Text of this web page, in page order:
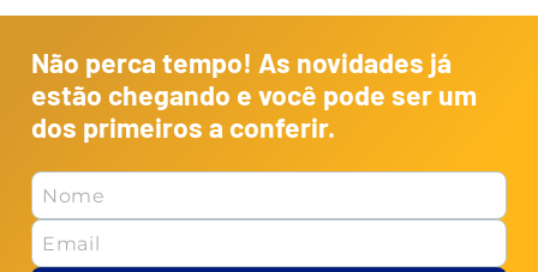
Não perca tempo! As novidades já
estão chegando e você pode ser um
dos primeiros a conferir.